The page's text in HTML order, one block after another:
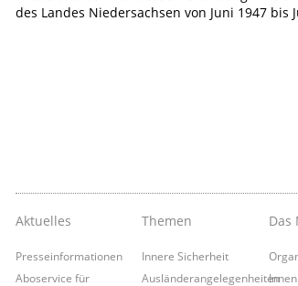
des Landes Niedersachsen von Juni 1947
Aktuelles
Presseinformationen
Aboservice für
Themen
Innere Sicherheit
Ausländerangelegenheiten
Das